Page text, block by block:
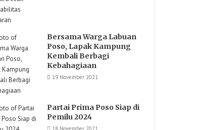
Bersama Warga Labuan
Poso, Lapak Kampung
Kembali Berbagi
Kebahagiaan
19 November 2021
Partai Prima Poso Siap di
Pemilu 2024
18 November 2021